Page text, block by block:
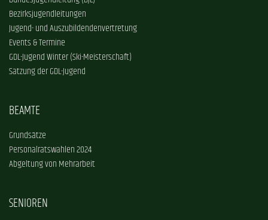
Bezirksjugendleitungen
Jugend- und Auszubildendenvertretung
Events & Termine
GDL-Jugend Winter (Ski-Meisterschaft)
Satzung der GDL-Jugend
BEAMTE
Grundsätze
Personalratswahlen 2024
Abgeltung von Mehrarbeit
SENIOREN